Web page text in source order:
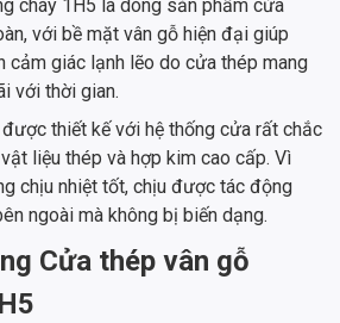
cháy 1H5 là dòng sản phẩm cửa
với bề mặt vân gỗ hiện đại giúp
cảm giác lạnh lẽo do cửa thép mang
với thời gian.
thiết kế với hệ thống cửa rất chắc
liệu thép và hợp kim cao cấp. Vì
chịu nhiệt tốt, chịu được tác động
ngoài mà không bị biến dạng.
Cửa thép vân gỗ